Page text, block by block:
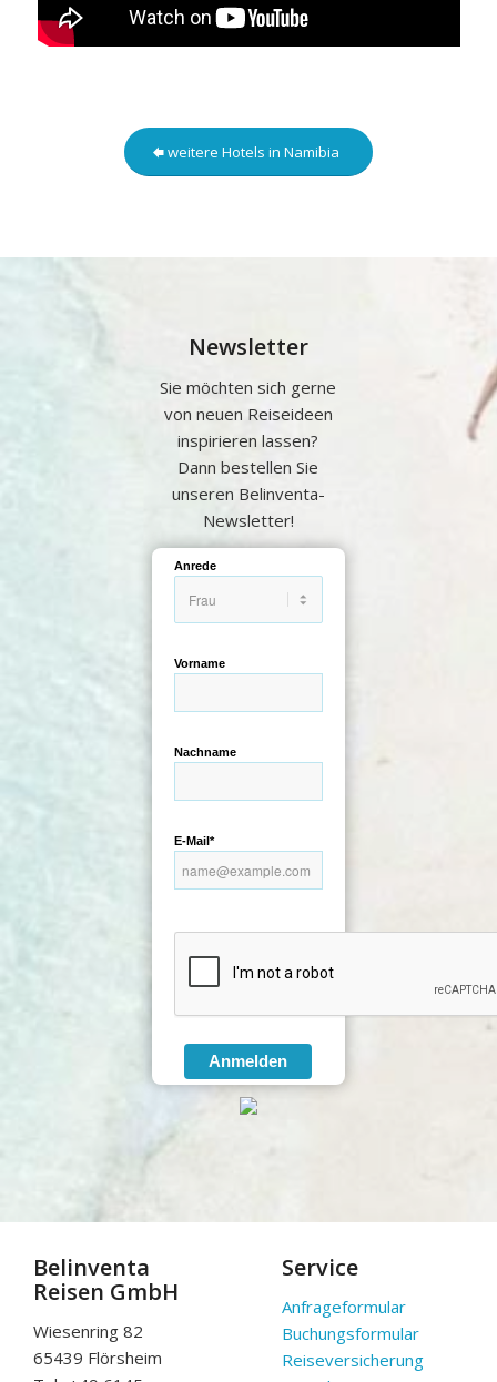
weitere Hotels in Namibia
Newsletter
Sie möchten sich gerne
von neuen Reiseideen
inspirieren lassen?
Dann bestellen Sie
unseren Belinventa-
Newsletter!
Anrede
Vorname
Nachname
E-Mail*
Anmelden
Belinventa
Reisen GmbH
Wiesenring 82
65439 Flörsheim
Service
Anfrageformular
Buchungsformular
Reiseversicherung